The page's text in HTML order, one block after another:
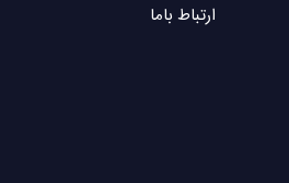
ارتباط باما